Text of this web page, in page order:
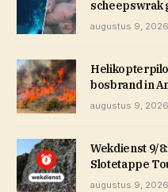
scheepswrak
augustus 9, 2026
bosbrand in
augustus 9, 2026
Wekdienst 9/
Slotetappe
augustus 9, 2026